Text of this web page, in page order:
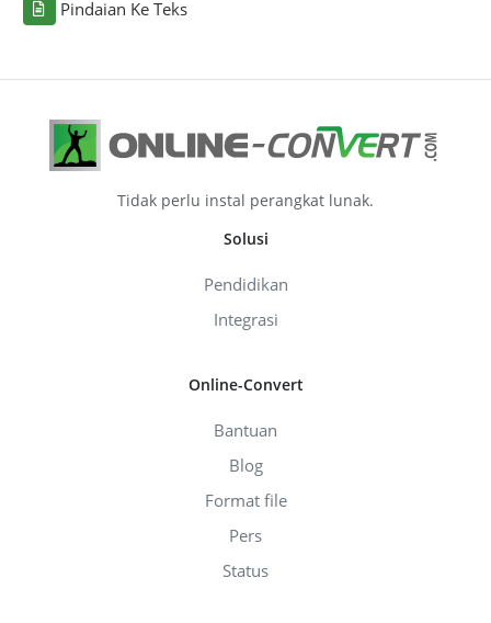
Pindaian Ke Teks
Tidak perlu instal perangkat lunak.
Solusi
Pendidikan
Integrasi
Online-Convert
Bantuan
Blog
Format file
Pers
Status